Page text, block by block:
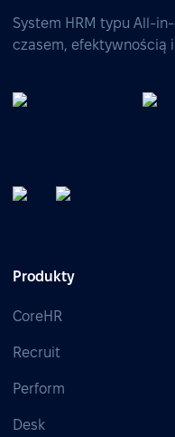
System HRM typu All-
czasem, efektywnością
Produkty
CoreHR
Recruit
Perform
Desk